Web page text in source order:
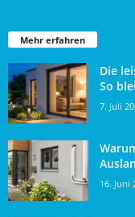
Mehr erfahren
Die
So
7. Juli
16. Juni